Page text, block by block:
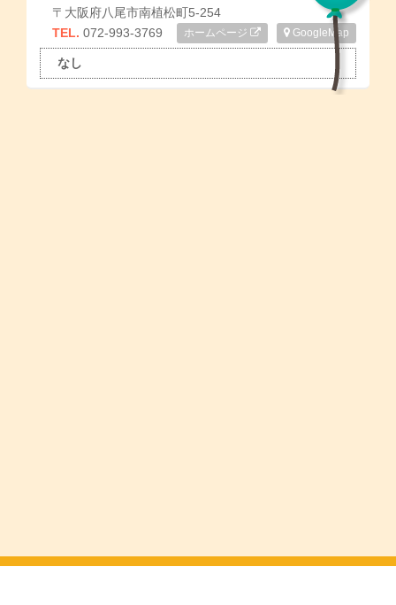
〒大阪府八尾市南植松町5-254
GoogleMap
ホームページ
TEL. 072-993-3769
なし